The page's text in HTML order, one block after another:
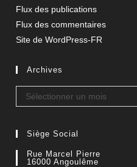
Flux des publications
Flux des commentaires
Site de WordPress-FR
Archives
Sélectionner un mois
Siège Social
Rue Marcel Pierre
16000 Angoulême